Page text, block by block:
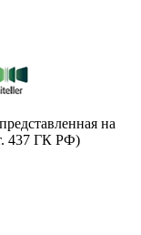
на
437 ГК РФ)